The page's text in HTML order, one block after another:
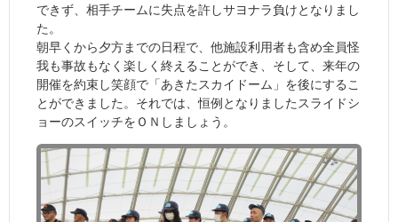
できず、相手チームに失点を許しサヨナラ負けとなりまし
た。
朝早くから夕方までの日程で、他施設利用者も含め全員怪
我も事故もなく楽しく終えることができ、そして、来年の
開催を約束し笑顔で「あきたスカイドーム」を後にするこ
とができました。それでは、恒例となりましたスライドシ
ョーのスイッチをＯＮしましょう。